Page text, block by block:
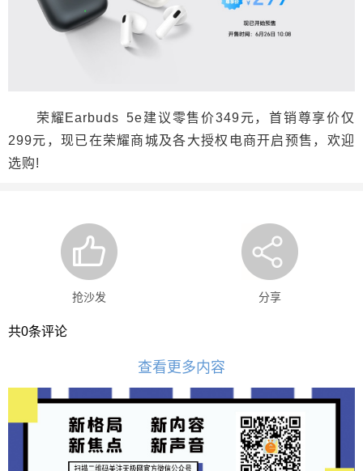
荣耀Earbuds 5e建议零售价349元，首销尊享价仅
299元，现已在荣耀商城及各大授权电商开启预售，欢迎
选购!
抢沙发 分享
共0条评论
查看更多内容